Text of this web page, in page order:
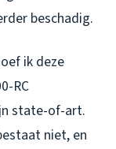
beschadig.
ik deze
RC
state-of-art.
niet, en